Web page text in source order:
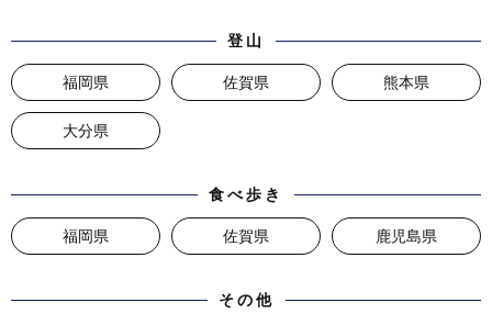
登山
福岡県 佐賀県 熊本県
大分県
食べ歩き
福岡県 佐賀県 鹿児島県
その他